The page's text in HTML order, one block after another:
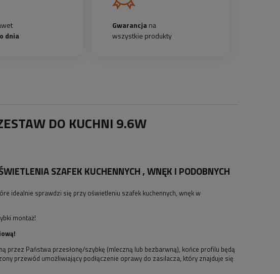
dnia
Gwarancjana
wszystkie produkty
DO KUCHNI 9.6W
SZAFEK KUCHENNYCH , WNĘK I PODOBNYCH
idealnie sprawdzi się przy oświetleniu szafek kuchennych, wnęk w
montaż!
przez Państwa przesłonę/szybkę (mleczną lub bezbarwną), końce profilu będą
przewód umożliwiający podłączenie oprawy do zasilacza, który znajduje się